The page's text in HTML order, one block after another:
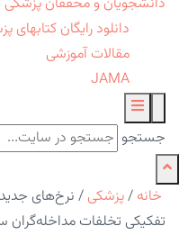
دانلود رایگان کتابهای
مقالات آموزشی
JAMA
جستجو
خانه /پزشکی / نرخ‌های
تفکیکی تخلفات مداخله‌گران